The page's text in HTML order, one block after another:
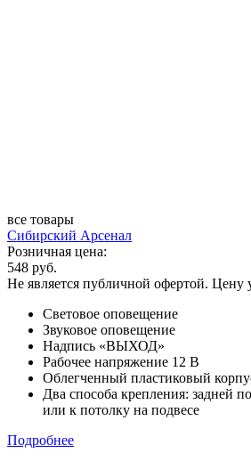
все товары
Сибирский Арсенал
Розничная цена:
548 руб.
Не является публичной офертой. Цену
Световое оповещение
Звуковое оповещение
Надпись «ВЫХОД»
Рабочее напряжение 12 В
Облегченный пластиковый
Два способа крепления: задней
или к потолку на подвесе
Подробнее